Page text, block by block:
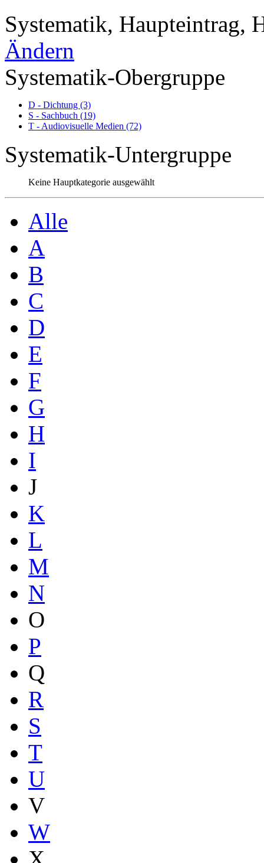
Systematik, Haupteintrag,
Ändern
Systematik-Obergruppe
D - Dichtung (3)
S - Sachbuch (19)
T - Audiovisuelle Medien (72)
Systematik-Untergruppe
Keine Hauptkategorie ausgewählt
Alle
A
B
C
D
E
F
G
H
I
J
K
L
M
N
O
P
Q
R
S
T
U
V
W